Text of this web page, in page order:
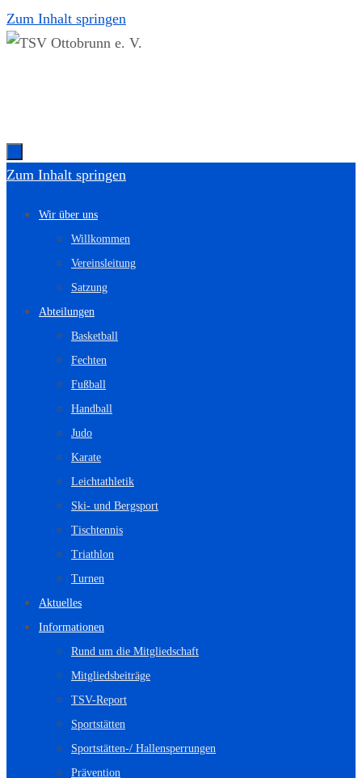
Zum Inhalt springen
Zum Inhalt springen
Wir über uns
Willkommen
Vereinsleitung
Satzung
Abteilungen
Basketball
Fechten
Fußball
Handball
Judo
Karate
Leichtathletik
Ski- und Bergsport
Tischtennis
Triathlon
Turnen
Aktuelles
Informationen
Rund um die Mitgliedschaft
Mitgliedsbeiträge
TSV-Report
Sportstätten
Sportstätten-/ Hallensperrungen
Prävention